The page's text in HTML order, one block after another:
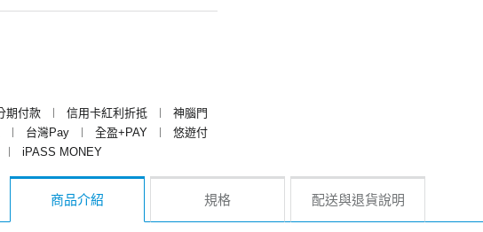
期付款 ︱ 信用卡紅利折抵 ︱
神腦門
︱ 台灣Pay ︱ 全盈+PAY ︱
悠遊付
︱ iPASS MONEY
商品介紹 規格 配送與退貨說明